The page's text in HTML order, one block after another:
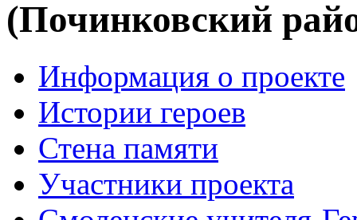
(Починковский
Информация о проекте
Истории героев
Стена памяти
Участники проекта